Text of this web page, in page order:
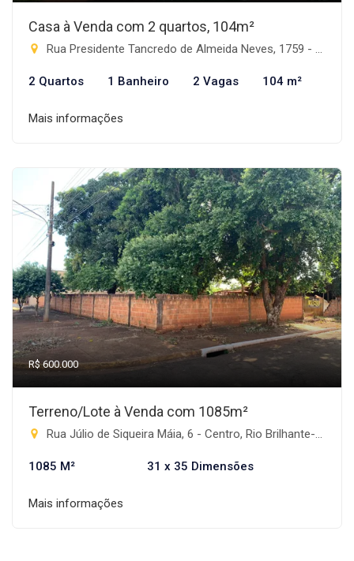
Casa à Venda com 2 quartos, 104m²
Rua Presidente Tancredo de Almeida Neves, 1759 - Progresso, Rio Brilhante-MS
2 Quartos 1 Banheiro 2 Vagas 104 m²
Mais informações
R$ 600.000
Terreno/Lote à Venda com 1085m²
Rua Júlio de Siqueira Máia, 6 - Centro, Rio Brilhante-MS
1085 M² 31 x 35 Dimensões
Mais informações